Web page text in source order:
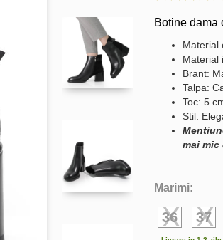
Botine
Material
Material
Brant:
Talpa:
Toc: 5
Stil:
mai
Marimi:
36 37